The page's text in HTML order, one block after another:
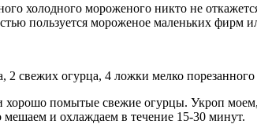
холодного мороженого никто не
пользуется мороженое маленьких фирм
свежих огурца, 4 ложки мелко
помытые свежие огурцы. Укроп
и охлаждаем в течение 15-30 минут.